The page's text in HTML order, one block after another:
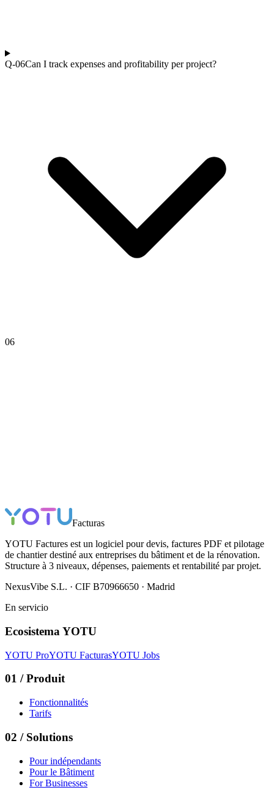
Q-06Can I track expenses and profitability per project?
06
Facturas
YOTU Factures est un logiciel pour devis, factures PDF et pilotage
de chantier destiné aux entreprises du bâtiment et de la rénovation.
Structure à 3 niveaux, dépenses, paiements et rentabilité par projet.
NexusVibe S.L. · CIF B70966650 · Madrid
En servicio
Ecosistema YOTU
YOTU ProYOTU FacturasYOTU Jobs
01 / Produit
Fonctionnalités
Tarifs
02 / Solutions
Pour indépendants
Pour le Bâtiment
For Businesses